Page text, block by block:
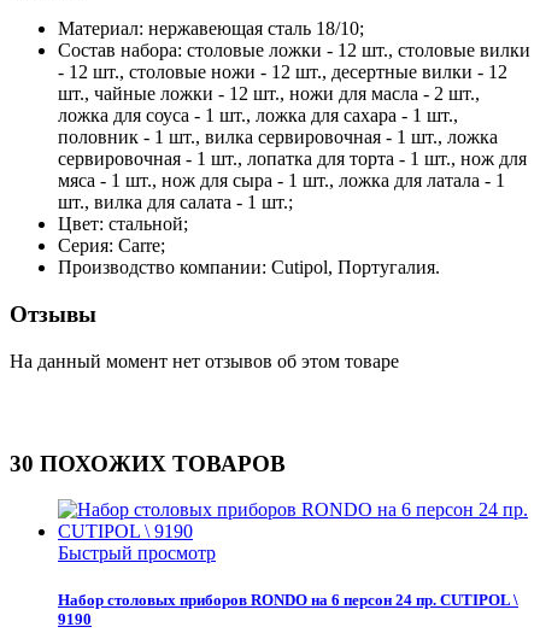
Материал: нержавеющая сталь 18/10;
Состав набора: столовые ложки - 12 шт., столовые вилки
- 12 шт., столовые ножи - 12 шт., десертные вилки - 12
шт., чайные ложки - 12 шт., ножи для масла - 2 шт.,
ложка для соуса - 1 шт., ложка для сахара - 1 шт.,
половник - 1 шт., вилка сервировочная - 1 шт., ложка
сервировочная - 1 шт., лопатка для торта - 1 шт., нож для
мяса - 1 шт., нож для сыра - 1 шт., ложка для латала - 1
шт., вилка для салата - 1 шт.;
Цвет: стальной;
Серия: Carre;
Производство компании: Cutipol, Португалия.
Отзывы
На данный момент нет отзывов об этом товаре
30 ПОХОЖИХ ТОВАРОВ
Быстрый просмотр
Набор столовых приборов RONDO на 6 персон 24 пр. CUTIPOL \
9190